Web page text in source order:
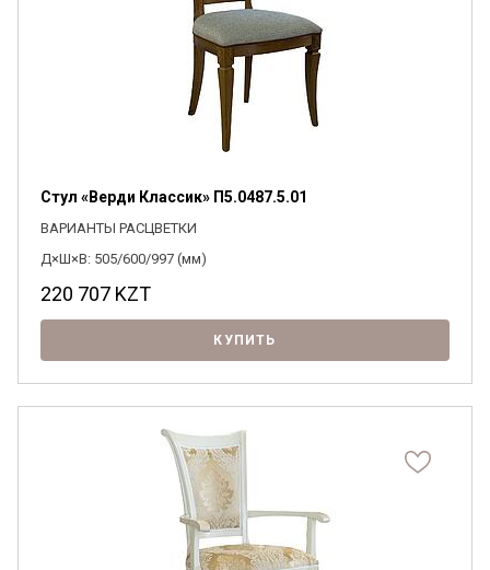
Стул «Верди Классик» П5.0487.5.01
ВАРИАНТЫ РАСЦВЕТКИ
Д×Ш×В: 505/600/997 (мм)
220 707 KZT
КУПИТЬ